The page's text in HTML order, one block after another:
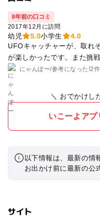
8年前の口コミ
2017年12月に訪問
幼児 5.0小学生
4.0
UFOキャッチャーが、取れ
が楽しかったです。また挑
にゃんぽー/参考になった!2件
＼ おでかけし
いこーよアプ
以下情報は、最新の情
お出かけ前に最新の公
サイト